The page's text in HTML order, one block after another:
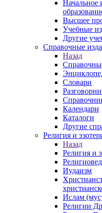
Начальное
Высшее
Учебные
Другие
Справочные
Назад
Словари
Календари
Каталоги
Другие
Религия и
Назад
Религия и
Иудаизм
Ислам
Религии